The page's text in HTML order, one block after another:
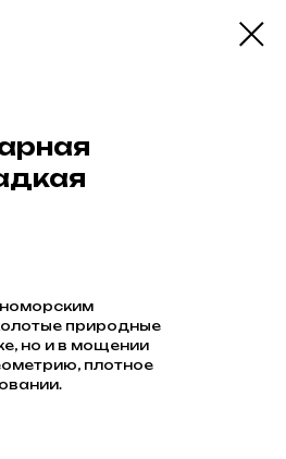
природные
но и в мощении
плотное